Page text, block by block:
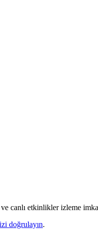
canlı etkinlikler izleme
doğrulayın.